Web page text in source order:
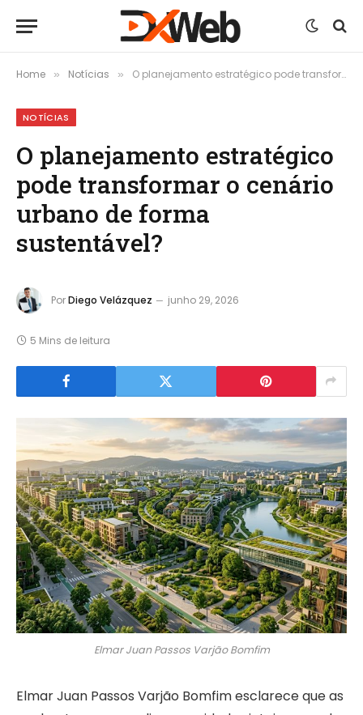
Home » Notícias » O planejamento estratégico pode transformar o cenário urbano de forma sustentável?
NOTÍCIAS
O planejamento estratégico
pode transformar o cenário
urbano de forma
sustentável?
PorDiego Velázquez junho 29, 2026
5 Mins de leitura
Elmar Juan Passos Varjão Bomfim
Elmar Juan Passos Varjão Bomfim esclarece que as